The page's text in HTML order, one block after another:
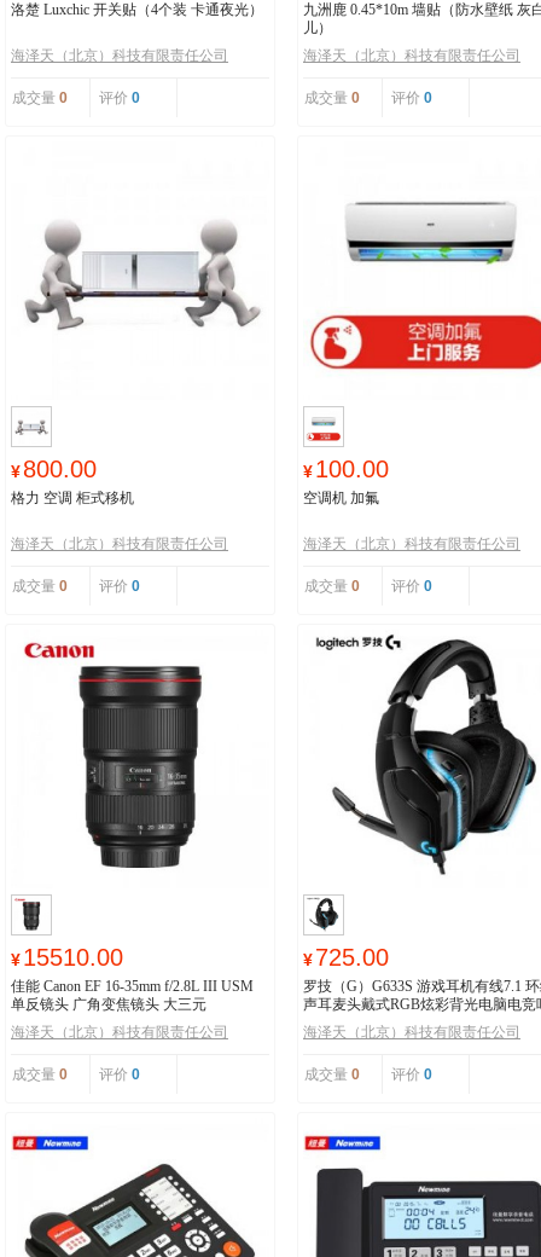
洛楚 Luxchic 开关贴（4个装 卡通夜光）
海泽天（北京）科技有限责任公司
成交量 0 评价 0
九洲鹿 0.45*10m 墙贴（防水壁纸 灰
儿）
海泽天（北京）科技有限责任公司
成交量 0 评价 0
¥800.00
格力 空调 柜式移机
海泽天（北京）科技有限责任公司
成交量 0 评价 0
¥100.00
空调机 加氟
海泽天（北京）科技有限责任公司
成交量 0 评价 0
¥15510.00
佳能 Canon EF 16-35mm f/2.8L III USM
单反镜头 广角变焦镜头 大三元
海泽天（北京）科技有限责任公司
成交量 0 评价 0
¥725.00
罗技（G）G633S 游戏耳机有线7.1
声耳麦头戴式RGB炫彩背光电脑电竞
鸡耳机
海泽天（北京）科技有限责任公司
成交量 0 评价 0